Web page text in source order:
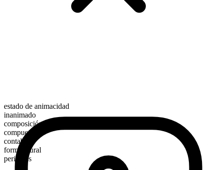
estado de animacidad
inanimado
composición morfológica
compuesto
contable
forma plural
pericarps